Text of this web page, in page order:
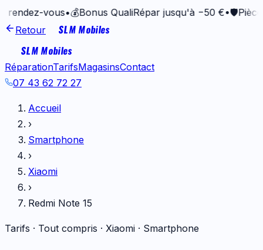
•💰Bonus QualiRépar jusqu'à −50 €•🛡️Pièces
Retour
SLM Mobiles
SLM Mobiles
RéparationTarifsMagasinsContact
07 43 62 72 27
Accueil
›
Smartphone
›
Xiaomi
›
Redmi Note 15
Tarifs · Tout compris · Xiaomi · Smartphone